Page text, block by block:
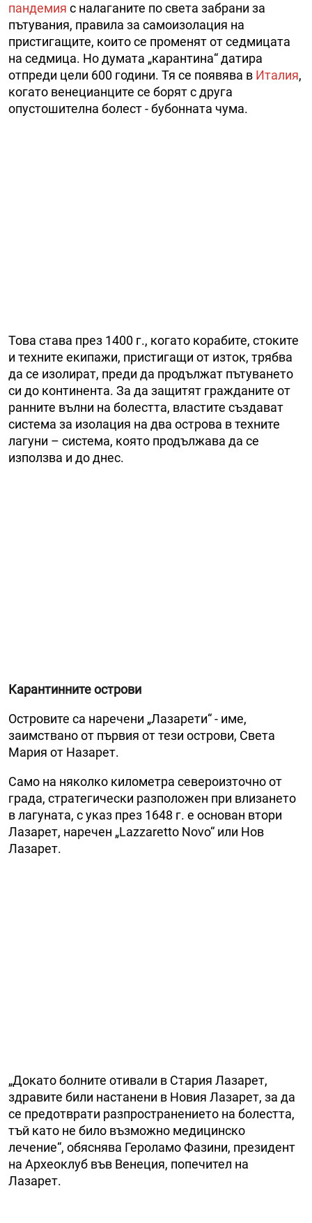
пандемия с налаганите по света забрани за
пътувания, правила за самоизолация на
пристигащите, които се променят от седмицата
на седмица. Но думата „карантина“ датира
отпреди цели 600 години. Тя се появява в Италия,
когато венецианците се борят с друга
опустошителна болест - бубонната чума.
Това става през 1400 г., когато корабите, стоките
и техните екипажи, пристигащи от изток, трябва
да се изолират, преди да продължат пътуването
си до континента. За да защитят гражданите от
ранните вълни на болестта, властите създават
система за изолация на два острова в техните
лагуни – система, която продължава да се
използва и до днес.
Карантинните острови
Островите са наречени „Лазарети“ - име,
заимствано от първия от тези острови, Света
Мария от Назарет.
Само на няколко километра североизточно от
града, стратегически разположен при влизането
в лагуната, с указ през 1648 г. е основан втори
Лазарет, наречен „Lazzaretto Novo“ или Нов
Лазарет.
„Докато болните отивали в Стария Лазарет,
здравите били настанени в Новия Лазарет, за да
се предотврати разпространението на болестта,
тъй като не било възможно медицинско
лечение“, обяснява Героламо Фазини, президент
на Археоклуб във Венеция, попечител на
Лазарет.